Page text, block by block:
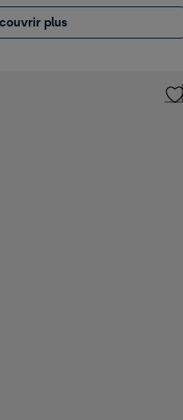
plus